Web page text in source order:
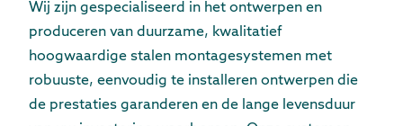
Wij zijn gespecialiseerd in het ontwerpen en
produceren van duurzame, kwalitatief
hoogwaardige stalen montagesystemen met
robuuste, eenvoudig te installeren ontwerpen die
de prestaties garanderen en de lange levensduur